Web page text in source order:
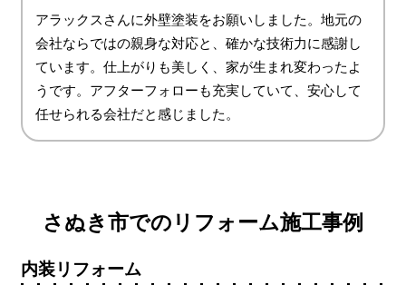
アラックスさんに外壁塗装をお願いしました。地元の
会社ならではの親身な対応と、確かな技術力に感謝し
ています。仕上がりも美しく、家が生まれ変わったよ
うです。アフターフォローも充実していて、安心して
任せられる会社だと感じました。
さぬき市でのリフォーム施工事例
内装リフォーム